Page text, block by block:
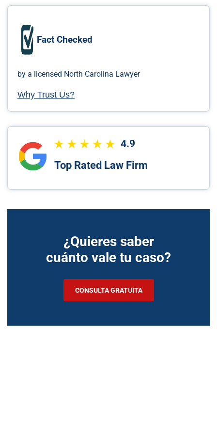
Fact Checked
by a licensed North Carolina Lawyer
Why Trust Us?
4.9
Top Rated Law Firm
¿Quieres saber
cuánto vale tu caso?
CONSULTA GRATUITA